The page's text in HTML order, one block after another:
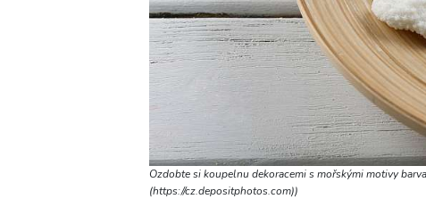
Ozdobte si koupelnu dekoracemi s mořskými motivy
(https://cz.depositphotos.com))